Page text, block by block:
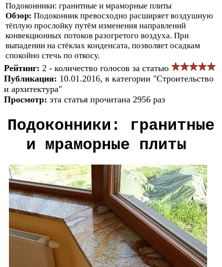
Подоконники: гранитные и мраморные плиты
Обзор: Подоконник превосходно расширяет воздушную
тёплую прослойку путём изменения направлений
конвекционных потоков разогретого воздуха. При
выпадении на стёклах конденсата, позволяет осадкам
спокойно стечь по откосу.
Рейтинг: 2 - количество голосов за статью
Публикация: 10.01.2016, в категории "Строительство
и архитектура"
Просмотр: эта статья прочитана 2956 раз
Подоконники: гранитные
и мраморные плиты